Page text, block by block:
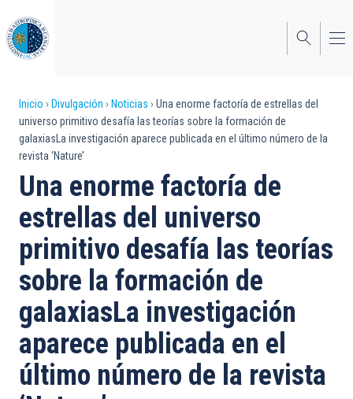
al
contenido
principal
Sobrescribir
enlaces
de
ayuda
a
la
navegación
Inicio Divulgación Noticias
Una enorme factoría de estrellas del
universo primitivo desafía las teorías sobre la formación de
galaxiasLa investigación aparece publicada en el último número de la
revista ‘Nature’
Una enorme factoría de
estrellas del universo
primitivo desafía las teorías
sobre la formación de
galaxiasLa investigación
aparece publicada en el
último número de la revista